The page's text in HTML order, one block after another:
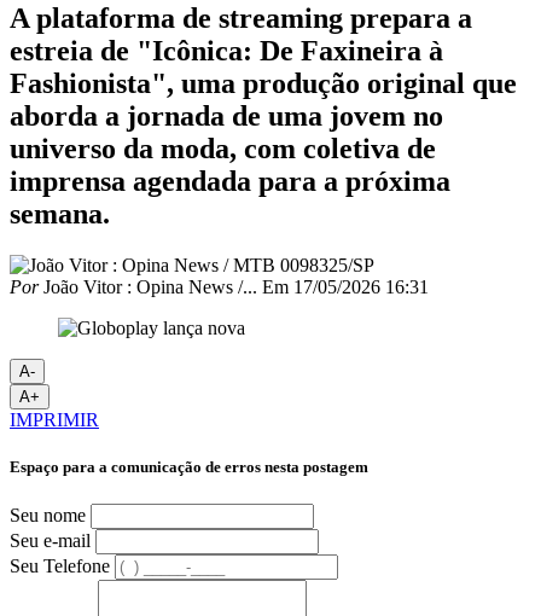
A plataforma de streaming prepara a
estreia de "Icônica: De Faxineira à
Fashionista", uma produção original que
aborda a jornada de uma jovem no
universo da moda, com coletiva de
imprensa agendada para a próxima
semana.
PorJoão Vitor : Opina News /... Em 17/05/2026 16:31
A-
A+
IMPRIMIR
Espaço para a comunicação de erros nesta postagem
Seu nome
Seu e-mail
Seu Telefone